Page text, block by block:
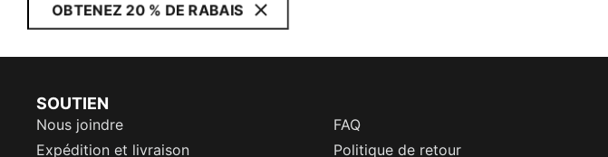
OBTENEZ 20 % DE RABAIS
SOUTIEN
Nous joindre
FAQ
Expédition et livraison
Politique de retour